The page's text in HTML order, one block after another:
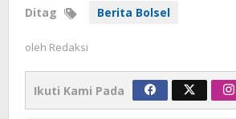
Ditag Berita Bolsel
oleh Redaksi
Ikuti Kami Pada